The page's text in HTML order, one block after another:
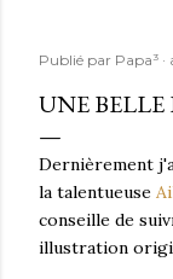
Publié par Papa³
UNE
Dernièrement
la talentueuse
conseille de
illustration